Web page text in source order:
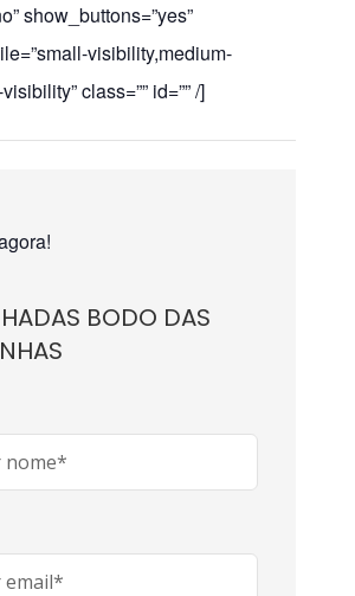
show_buttons=”yes”
visibility,medium-
class=”” id=”” /]
BODO DAS